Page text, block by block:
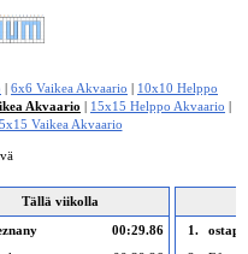
6x6 Vaikea Akvaario
10x10 Helppo
Akvaario 15x15 Helppo Akvaario
Vaikea Akvaario
Tällä viikolla
00:29.86
1.
ostap